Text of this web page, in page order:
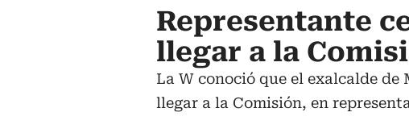
Representante
llegar a la
La W conoció que el exalcalde de
llegar a la Comisión, en